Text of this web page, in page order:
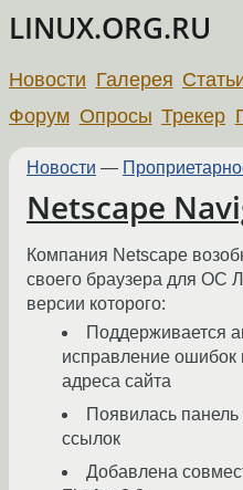
LINUX.ORG.RU
Новости Галерея
Форум Опросы Трекер
Новости —
Netscape
Компания Netscape
своего браузера для ОС
версии которого:
Поддерживается
исправление ошибок
адреса сайта
Появилась
ссылок
Добавлена